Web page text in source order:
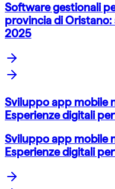
Software gestionali
provincia di
2025
Sviluppo app mobile
Esperienze digitali
Sviluppo app mobile
Esperienze digitali